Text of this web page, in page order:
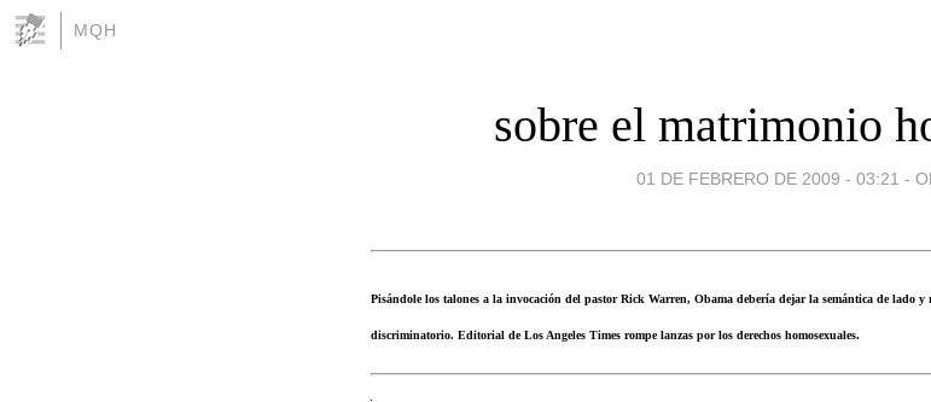
MQH
sobre el matrimonio
01 DE FEBRERO DE 2009 - 03:21 -
Pisándole los talones a la invocación del pastor Rick Warren, Obama debería dejar la semántica de lado y
discriminatorio. Editorial de Los Angeles Times rompe lanzas por los derechos homosexuales.